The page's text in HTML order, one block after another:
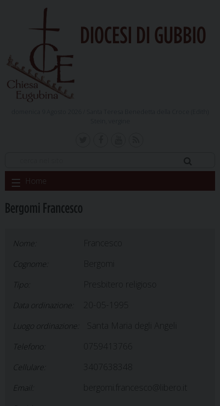
DIOCESI DI GUBBIO
Skip
to
Home
Bergomi Francesco
Nome:
Cognome: Bergomi
Tipo: Presbitero religioso
Data ordinazione: 20-05-1995
Luogo ordinazione: Santa Maria degli Angeli
Telefono: 0759413766
Cellulare: 3407638348
Email: bergomi.francesco@libero.it